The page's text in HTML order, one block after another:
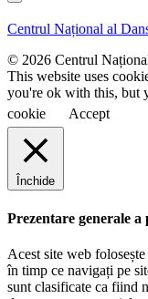
m
m
e
Centrul Național al
© 2026 Centrul
This website uses
you're ok with this, but
cookie
Accept
Închide
Prezentare generale
Acest site web
în timp ce navigați pe
sunt clasificate ca fiind